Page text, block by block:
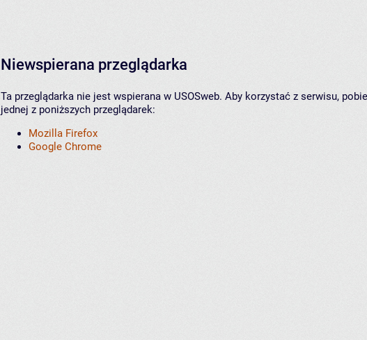
Niewspierana przeglądarka
Ta przeglądarka nie jest wspierana w USOSweb. Aby korzystać z serwisu,
jednej z poniższych przeglądarek:
Mozilla Firefox
Google Chrome